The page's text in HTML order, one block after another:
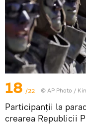
18 /22 © AP Photo /
Participanții la
crearea Republicii